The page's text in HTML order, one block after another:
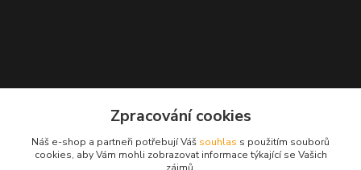
Kontakty
Zpracování cookies
Náš e-shop a partneři potřebují Váš souhlas s použitím souborů
cookies, aby Vám mohli zobrazovat informace týkající se Vašich